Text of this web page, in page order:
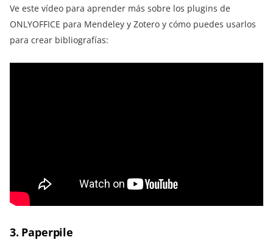
Ve este vídeo para aprender más sobre los plugins de
ONLYOFFICE para Mendeley y Zotero y cómo puedes usarlos
para crear bibliografías:
3. Paperpile